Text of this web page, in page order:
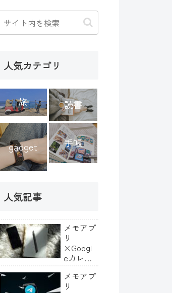
人気カテゴリ
旅 読書
gadget 手帳
人気記事
メモアプ
リ
×Googl
eカレン
で快適に
日記を残
メモアプ
リ